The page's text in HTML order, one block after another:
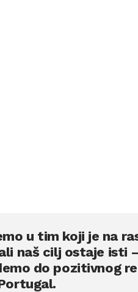
u tim koji je na
naš cilj ostaje isti
do pozitivnog